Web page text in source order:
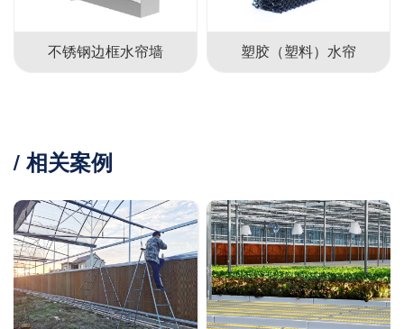
塑胶（塑料）水帘 纸质（湿帘）水帘
/ 相关案例